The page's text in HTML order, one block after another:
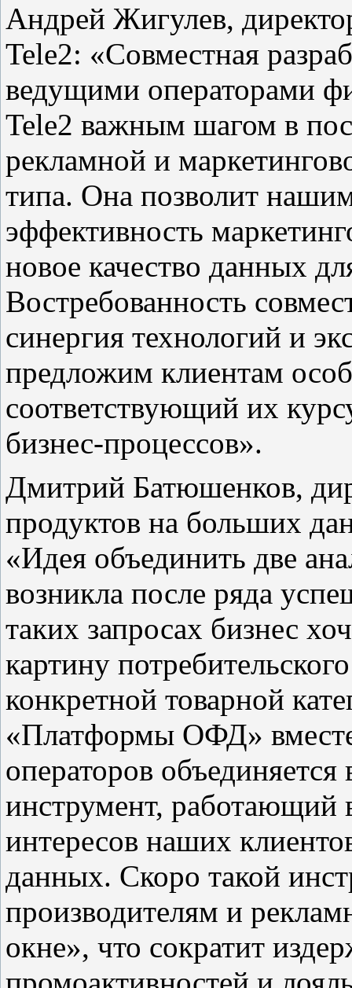
Андрей Жигулев,
Tele2: «Совместная
ведущими операторами
Tele2 важным шагом в
рекламной и
типа. Она позволит
эффективность
новое качество данных
Востребованность
синергия технологий и
предложим клиентам
соответствующий их
бизнес-процессов».
Дмитрий Батюшенков,
продуктов на больших
«Идея объединить две
возникла после ряда
таких запросах бизнес
картину
конкретной товарной
«Платформы ОФД»
операторов
инструмент, работающий
интересов наших
данных. Скоро такой
производителям и
окне», что сократит